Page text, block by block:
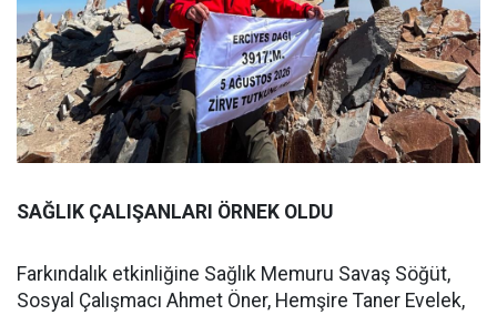
SAĞLIK ÇALIŞANLARI ÖRNEK OLDU
Farkındalık etkinliğine Sağlık Memuru Savaş Söğüt,
Sosyal Çalışmacı Ahmet Öner, Hemşire Taner Evelek,